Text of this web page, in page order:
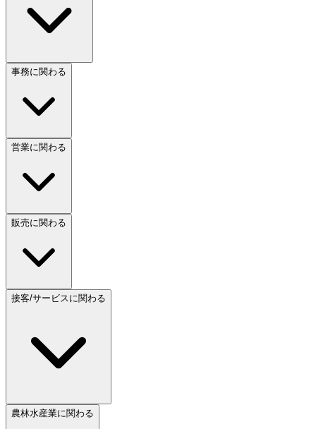
事務に関わる
営業に関わる
販売に関わる
接客/サービスに関わる
農林水産業に関わる